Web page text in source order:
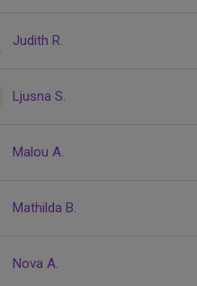
Judith R.
Ljusna S.
Malou A.
Mathilda B.
Nova A.